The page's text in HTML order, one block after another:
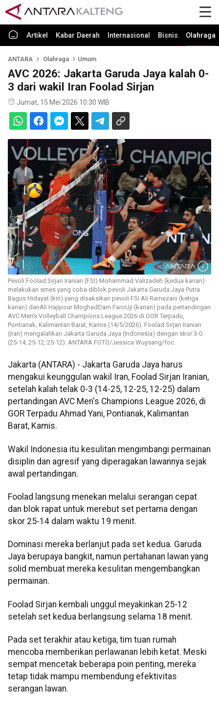
Artikel Kabar Daerah Internasional Bisnis Olahraga
ANTARA Olahraga Umum
AVC 2026: Jakarta Garuda Jaya kalah 0-
3 dari wakil Iran Foolad Sirjan
Jumat, 15 Mei 2026 10:30 WIB
Pevoli Foolad Sirjan Iranian (FSI) Mohammad Valizadeh (kedua kanan)
melakukan smes yang coba diblok pevoli Jakarta Garuda Jaya Putra
Bagus Hidayat (kiri) yang disaksikan pevoli FSI Ali Ramezani (ketiga
kanan) danAli Hajipour MoghadDam FaroUji (kanan) pada pertandingan
AVC Men's Volleyball Champions League 2026 di GOR Terpadu,
Pontianak, Kalimantan Barat, Kamis (14/5/2026). Foolad Sirjan Iranian
(Iran) mengalahkan Jakarta Garuda Jaya (Indonesia) dengan skor 3-0
(25-14, 25-12, 25-12). ANTARA FOTO/Jessica Wuysang/foc.
Jakarta (ANTARA) - Jakarta Garuda Jaya harus
mengakui keunggulan wakil Iran, Foolad Sirjan Iranian,
setelah kalah telak 0-3 (14-25, 12-25, 12-25) dalam
pertandingan AVC Men's Champions League 2026, di
GOR Terpadu Ahmad Yani, Pontianak, Kalimantan
Barat, Kamis.
Wakil Indonesia itu kesulitan mengimbangi permainan
disiplin dan agresif yang diperagakan lawannya sejak
awal pertandingan.
Foolad langsung menekan melalui serangan cepat
dan blok rapat untuk merebut set pertama dengan
skor 25-14 dalam waktu 19 menit.
Dominasi mereka berlanjut pada set kedua. Garuda
Jaya berupaya bangkit, namun pertahanan lawan yang
solid membuat mereka kesulitan mengembangkan
permainan.
Foolad Sirjan kembali unggul meyakinkan 25-12
setelah set kedua berlangsung selama 18 menit.
Pada set terakhir atau ketiga, tim tuan rumah
mencoba memberikan perlawanan lebih ketat. Meski
sempat mencetak beberapa poin penting, mereka
tetap tidak mampu membendung efektivitas
serangan lawan.